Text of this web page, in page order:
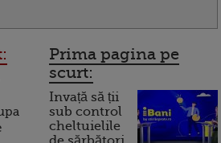
Prima pagina pe
scurt:
Invață să ții
sub control
cheltuielile